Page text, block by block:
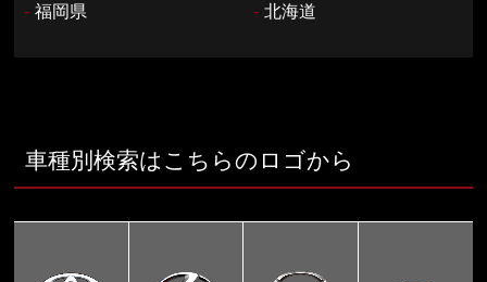
- 福岡県 - 北海道
車種別検索はこちらのロゴから